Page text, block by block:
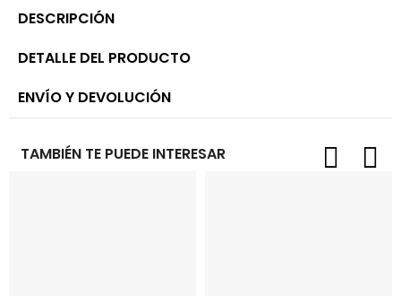
DESCRIPCIÓN
DETALLE DEL PRODUCTO
ENVÍO Y DEVOLUCIÓN
TAMBIÉN TE PUEDE INTERESAR